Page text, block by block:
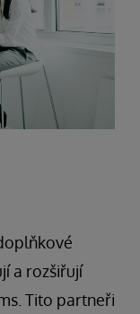
a rozšiřují
Tito partneři